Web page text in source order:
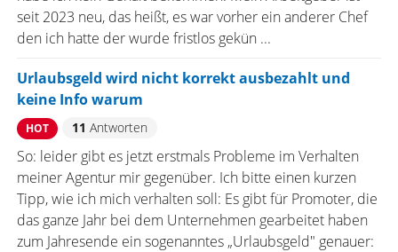
seit 2023 neu, das heißt, es war vorher ein anderer Chef
den ich hatte der wurde fristlos gekün ...
Urlaubsgeld wird nicht korrekt ausbezahlt und
keine Info warum
HOT 11 Antworten
So: leider gibt es jetzt erstmals Probleme im Verhalten
meiner Agentur mir gegenüber. Ich bitte einen kurzen
Tipp, wie ich mich verhalten soll: Es gibt für Promoter, die
das ganze Jahr bei dem Unternehmen gearbeitet haben
zum Jahresende ein sogenanntes „Urlaubsgeld" genauer: